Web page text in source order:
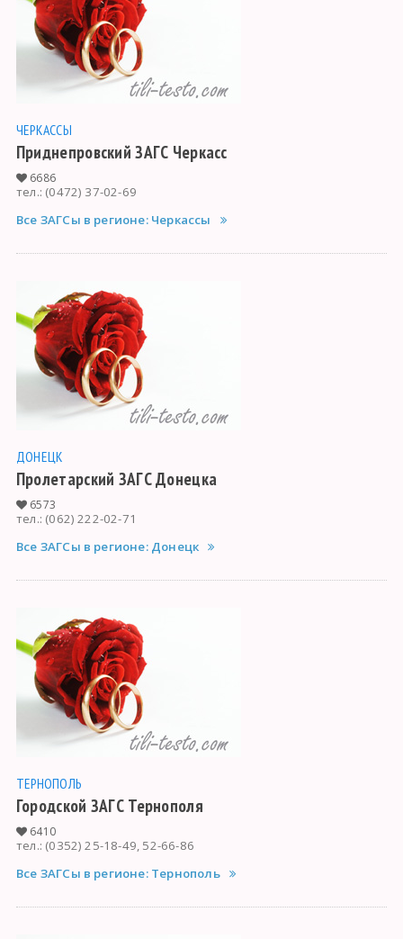
ЧЕРКАССЫ
Приднепровский ЗАГС Черкасс
6686
тел.: (0472) 37-02-69
Все ЗАГСы в регионе: Черкассы
ДОНЕЦК
Пролетарский ЗАГС Донецка
6573
тел.: (062) 222-02-71
Все ЗАГСы в регионе: Донецк
ТЕРНОПОЛЬ
Городской ЗАГС Тернополя
6410
тел.: (0352) 25-18-49, 52-66-86
Все ЗАГСы в регионе: Тернополь